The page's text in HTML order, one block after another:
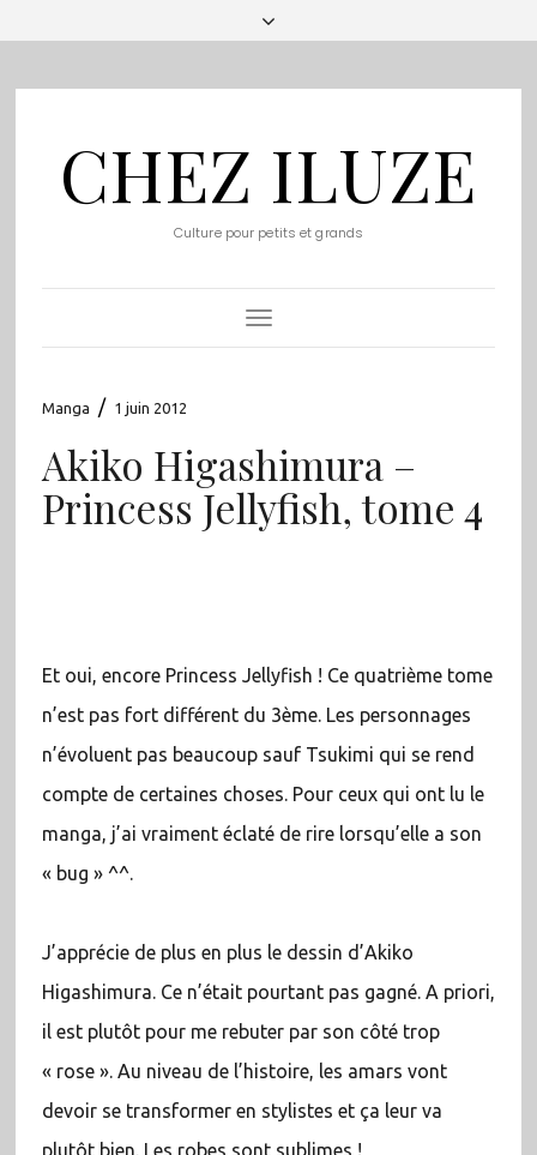
CHEZ ILUZE
Culture pour petits et grands
Toggle
Navigation
Manga / 1 juin 2012
Akiko Higashimura –
Princess Jellyfish, tome 4
Et oui, encore Princess Jellyfish ! Ce quatrième tome
n’est pas fort différent du 3ème. Les personnages
n’évoluent pas beaucoup sauf Tsukimi qui se rend
compte de certaines choses. Pour ceux qui ont lu le
manga, j’ai vraiment éclaté de rire lorsqu’elle a son
« bug » ^^.
J’apprécie de plus en plus le dessin d’Akiko
Higashimura. Ce n’était pourtant pas gagné. A priori,
il est plutôt pour me rebuter par son côté trop
« rose ». Au niveau de l’histoire, les amars vont
devoir se transformer en stylistes et ça leur va
plutôt bien. Les robes sont sublimes !